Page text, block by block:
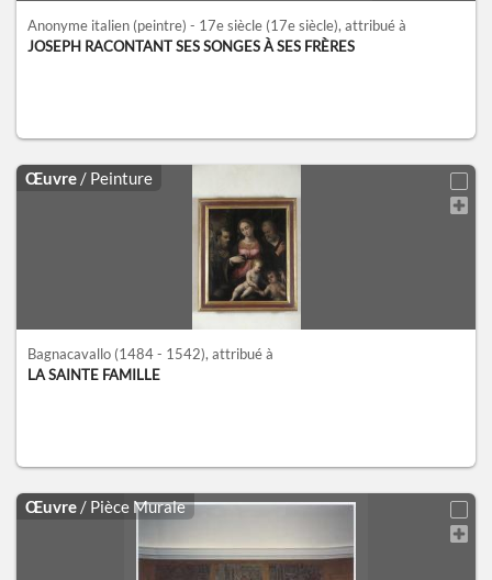
Anonyme italien (peintre) - 17e siècle (17e siècle), attribué à
JOSEPH RACONTANT SES SONGES À SES FRÈRES
Œuvre / Peinture
Bagnacavallo (1484 - 1542), attribué à
LA SAINTE FAMILLE
Œuvre / Pièce Murale